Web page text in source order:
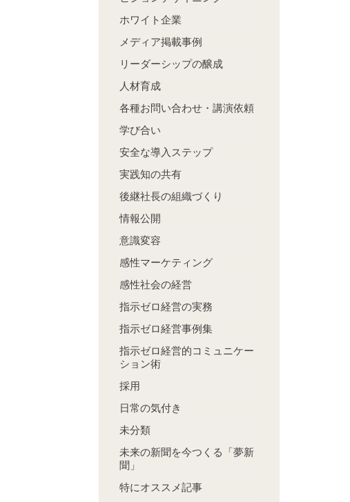
ホワイト企業
メディア掲載事例
リーダーシップの醸成
人材育成
各種お問い合わせ・講演依頼
学び合い
安全な導入ステップ
実践知の共有
後継社長の組織づくり
情報公開
意識変容
感性マーケティング
感性社会の経営
指示ゼロ経営の実務
指示ゼロ経営事例集
指示ゼロ経営的コミュニケー
ション術
採用
日常の気付き
未分類
未来の新聞を今つくる「夢新
聞」
特にオススメ記事